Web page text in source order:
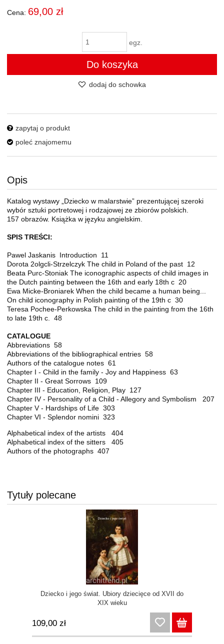
Cena: 69,00 zł
egz.
Do koszyka
dodaj do schowka
zapytaj o produkt
poleć znajomemu
Opis
Katalog wystawy „Dziecko w malarstwie” prezentującej szeroki
wybór sztuki portretowej i rodzajowej ze zbiorów polskich.
157 obrazów. Książka w języku angielskim.
SPIS TREŚCI:
Pawel Jaskanis Introduction 11
Dorota 2olgcli-Strzelczyk The child in Poland of the past 12
Beata Purc-Stoniak The iconographic aspects of child images in
the Dutch painting between the 16th and early 18th c 20
Ewa Micke-Broniarek When the child became a human being...
On child iconography in Polish painting of the 19th c 30
Teresa Pochee-Perkowska The child in the painting from the 16th
to late 19th c. 48
CATALOGUE
Abbreviations 58
Abbreviations of the bibliographical entries 58
Authors of the catalogue notes 61
Chapter I - Child in the family - Joy and Happiness 63
Chapter II - Great Sorrows 109
Chapter III - Education, Religion, Play 127
Chapter IV - Personality of a Child - Allegory and Symbolism 207
Chapter V - Hardships of Life 303
Chapter VI - Splendor nomini 323
Alphabetical index of the artists 404
Alphabetical index of the sitters 405
Authors of the photographs 407
Tytuły polecane
Dziecko i jego świat. Ubiory dziecięce od XVII do
XIX wieku
109,00 zł